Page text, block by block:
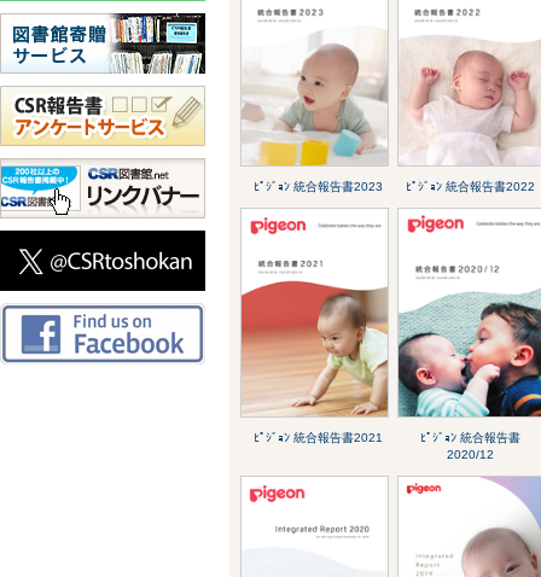
ﾋﾟｼﾞｮﾝ 統合報告書2023 ﾋﾟｼﾞｮﾝ 統合報告書2022
ﾋﾟｼﾞｮﾝ 統合報告書2021
ﾋﾟｼﾞｮﾝ 統合報告書
2020/12